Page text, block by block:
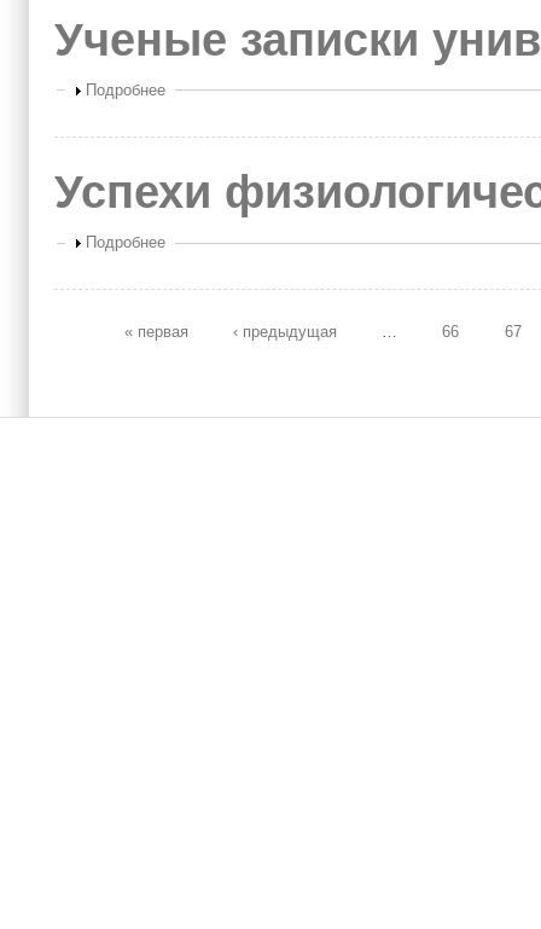
Ученые записки
Показать
Подробнее
Успехи
Показать
Подробнее
Страницы
« первая ‹ предыдущая 66 67